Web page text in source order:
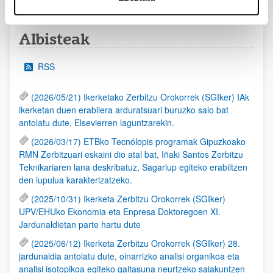
Albisteak
RSS
(2026/05/21) Ikerketako Zerbitzu Orokorrek (SGIker) IAk
ikerketan duen erabilera arduratsuari buruzko saio bat
antolatu dute, Elsevierren laguntzarekin.
(2026/03/17) ETBko Tecnólopis programak Gipuzkoako
RMN Zerbitzuari eskaini dio atal bat, Iñaki Santos Zerbitzu
Teknikariaren lana deskribatuz, Sagarlup egiteko erabiltzen
den lupulua karakterizatzeko.
(2025/10/31) Ikerketa Zerbitzu Orokorrek (SGIker)
UPV/EHUko Ekonomia eta Enpresa Doktoregoen XI.
Jardunaldietan parte hartu dute
(2025/06/12) Ikerketa Zerbitzu Orokorrek (SGIker) 28.
jardunaldia antolatu dute, oinarrizko analisi organikoa eta
analisi isotopikoa egiteko gaitasuna neurtzeko saiakuntzen